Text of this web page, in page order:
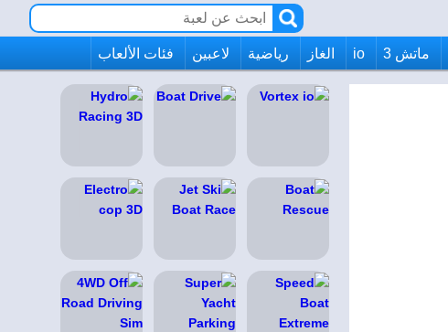
ماتش 3 io الغاز رياضية لاعبين فئات الألعاب